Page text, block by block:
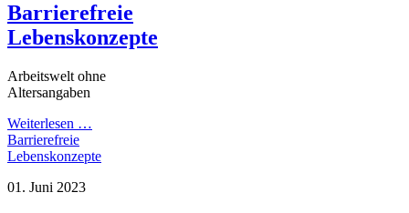
Barrierefreie
Lebenskonzepte
Arbeitswelt ohne
Altersangaben
Weiterlesen …
Barrierefreie
Lebenskonzepte
01. Juni 2023